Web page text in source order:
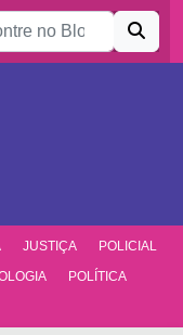
JUSTIÇA
POLICIAL
POLÍTICA